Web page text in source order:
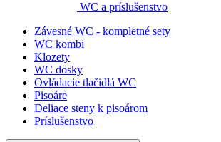
WC a príslušenstvo
Závesné WC - kompletné sety
WC kombi
Klozety
WC dosky
Ovládacie tlačidlá WC
Pisoáre
Deliace steny k pisoárom
Príslušenstvo